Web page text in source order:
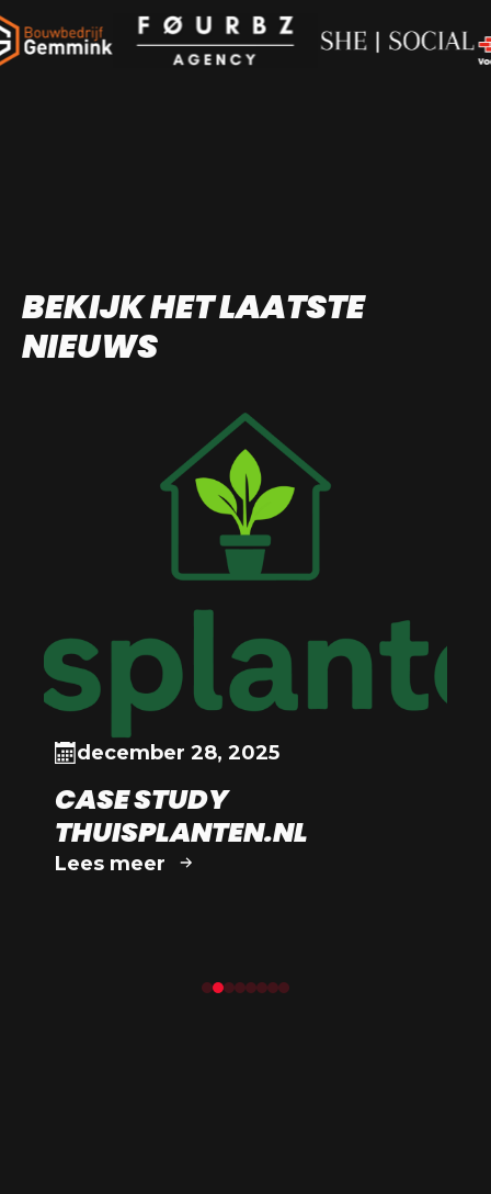
BEKIJK HET LAATSTE
NIEUWS
december 28, 2025
CASE STUDY
THUISPLANTEN.NL
Lees meer